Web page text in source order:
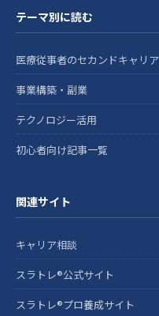
テーマ別に読む
医療従事者のセカンドキャリア
事業構築・副業
テクノロジー活用
初心者向け記事一覧
関連サイト
キャリア相談
スラトレ®公式サイト
スラトレ®プロ養成サイト